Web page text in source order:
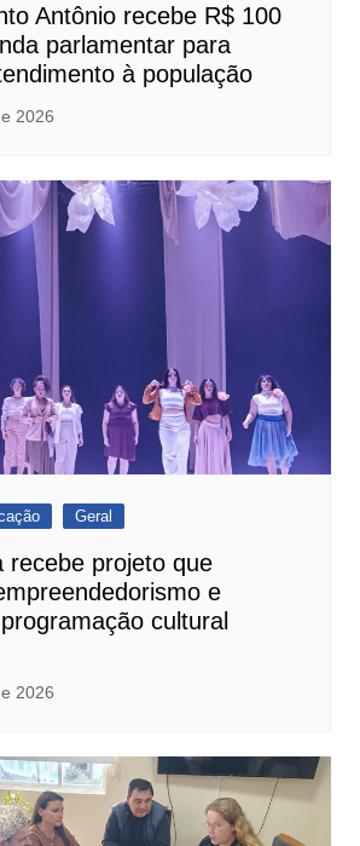
Antônio recebe R$ 100
parlamentar para
à população
2026
Geral
recebe projeto que
e
cultural
2026